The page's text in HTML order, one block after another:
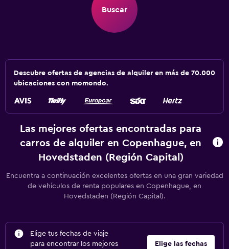
Buscar
Descubre ofertas de agencias de alquiler en más de 70.000
ubicaciones con momondo.
Las mejores ofertas encontradas para
carros de alquiler en Copenhague, en
Hovedstaden (Región Capital)
Encuentra a continuación excelentes ofertas en una gran variedad
de vehículos de renta populares en Copenhague, en
Hovedstaden (Región Capital).
Elige tus fechas de viaje
para encontrar los mejores
Elige las fechas